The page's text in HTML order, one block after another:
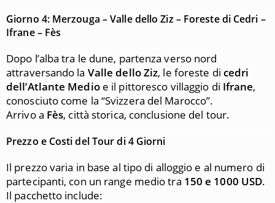
Giorno 4: Merzouga – Valle dello Ziz – Foreste di Cedri –
Ifrane – Fès
Dopo l’alba tra le dune, partenza verso nord
attraversando la Valle dello Ziz, le foreste di cedri
dell’Atlante Medioe il pittoresco villaggio di Ifrane,
conosciuto come la “Svizzera del Marocco”.
Arrivo a Fès, città storica, conclusione del tour.
Prezzo e Costi del Tour di 4 Giorni
Il prezzo varia in base al tipo di alloggio e al numero di
partecipanti, con un range medio tra 150 e 1000 USD.
Il pacchetto include: